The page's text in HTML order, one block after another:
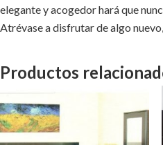
elegante y acogedor hará que
Atrévase a disfrutar de algo
Productos